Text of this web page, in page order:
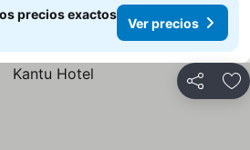
precios exactos
Ver precios
Compartir